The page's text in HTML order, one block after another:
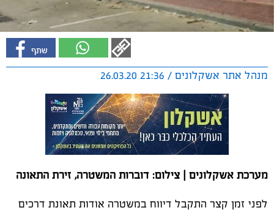
מנהל אתר אשקלונים / 21:36 26.03.20
מערכת אשקלונים | צילום: דוברות המשטרה, זירת התאונה
לפני זמן קצר התקבל דיווח במשטרה אודות תאונת דרכים